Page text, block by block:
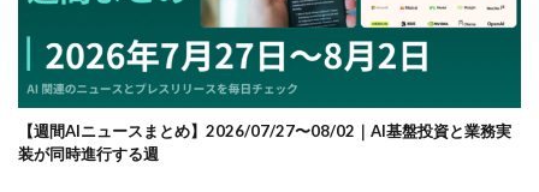
【週間AIニュースまとめ】2026/07/27〜08/02｜AI基盤投資と業務実
装が同時進行する週